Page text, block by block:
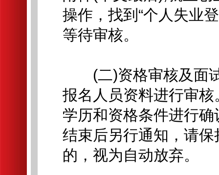
操作，找到“个人失业
等待审核。
(二)资格审核及面试
报名人员资料进行审
学历和资格条件进行
结束后另行通知，请
的，视为自动放弃。